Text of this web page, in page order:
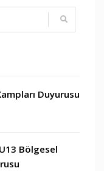
Duyurusu
Bölgesel